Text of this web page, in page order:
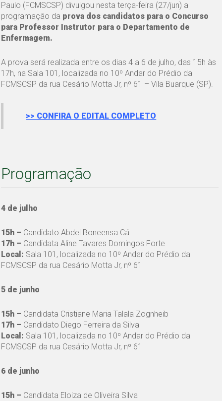
Paulo (FCMSCSP) divulgou nesta terça-feira (27/jun) a
programação da prova dos candidatos para o Concurso
para Professor Instrutor para o Departamento de
Enfermagem.
A prova será realizada entre os dias 4 a 6 de julho, das 15h às
17h, na Sala 101, localizada no 10º Andar do Prédio da
FCMSCSP da rua Cesário Motta Jr, nº 61 – Vila Buarque (SP).
>> CONFIRA O EDITAL COMPLETO
Programação
4 de julho
15h – Candidato Abdel Boneensa Cá
17h – Candidata Aline Tavares Domingos Forte
Local: Sala 101, localizada no 10º Andar do Prédio da
FCMSCSP da rua Cesário Motta Jr, nº 61
5 de junho
15h – Candidata Cristiane Maria Talala Zognheib
17h – Candidato Diego Ferreira da Silva
Local: Sala 101, localizada no 10º Andar do Prédio da
FCMSCSP da rua Cesário Motta Jr, nº 61
6 de junho
15h – Candidata Eloiza de Oliveira Silva